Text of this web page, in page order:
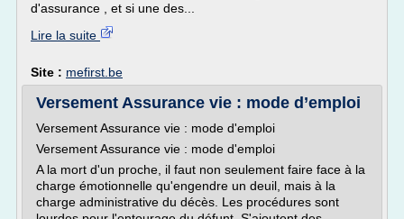
d'assurance , et si une des...
Lire la suite
Site : mefirst.be
Versement Assurance vie : mode d’emploi
Versement Assurance vie : mode d'emploi
Versement Assurance vie : mode d'emploi
A la mort d'un proche, il faut non seulement faire face à la
charge émotionnelle qu'engendre un deuil, mais à la
charge administrative du décès. Les procédures sont